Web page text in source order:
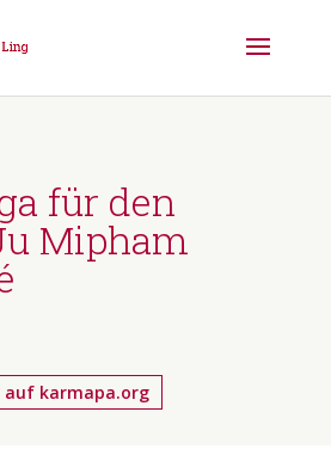
für den
Mipham
auf karmapa.org